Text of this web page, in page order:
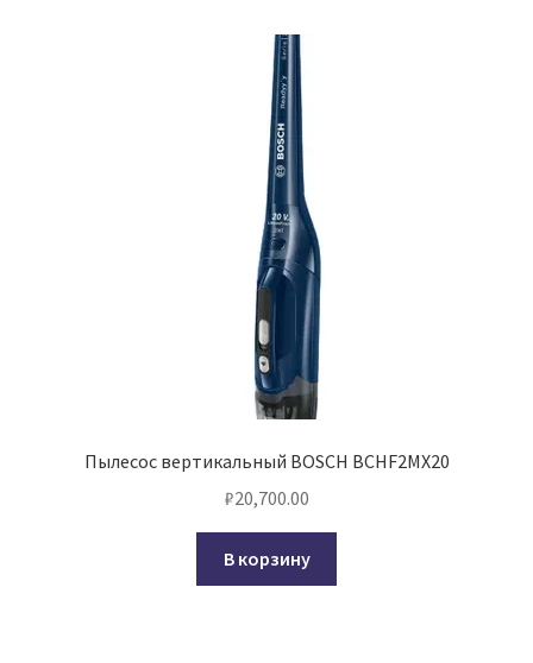
Пылесос вертикальный BOSCH BCHF2MX20
₽20,700.00
В корзину